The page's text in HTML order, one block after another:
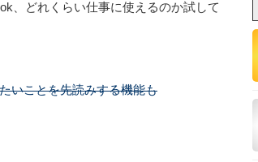
、どれくらい仕事に使えるのか試して
いことを先読みする機能も